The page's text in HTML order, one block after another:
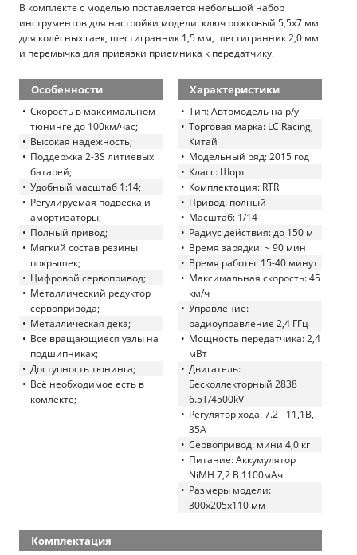
В комплекте с моделью поставляется небольшой набор
инструментов для настройки модели: ключ рожковый 5,5х7 мм
для колёсных гаек, шестигранник 1,5 мм, шестигранник 2,0 мм
и перемычка для привязки приемника к передатчику.
Особенности
Скорость в максимальном
тюнинге до 100км/час;
Высокая надежность;
Поддержка 2-3S литиевых
батарей;
Удобный масштаб 1:14;
Регулируемая подвеска и
амортизаторы;
Полный привод;
Мягкий состав резины
покрышек;
Цифровой сервопривод;
Металлический редуктор
сервопривода;
Металлическая дека;
Все вращающиеся узлы на
подшипниках;
Доступность тюнинга;
Всё необходимое есть в
комлекте;
Характеристики
Тип: Автомодель на р/у
Торговая марка: LC Racing,
Китай
Модельный ряд: 2015 год
Класс: Шорт
Комплектация: RTR
Привод: полный
Масштаб: 1/14
Радиус действия: до 150 м
Время зарядки: ~ 90 мин
Время работы: 15-40 минут
Максимальная скорость: 45
км/ч
Управление:
радиоуправление 2,4 ГГц
Мощность передатчика: 2,4
мВт
Двигатель:
Бесколлекторный 2838
6.5T/4500kV
Регулятор хода: 7.2 - 11,1В,
35A
Сервопривод: мини 4,0 кг
Питание: Аккумулятор
NiMH 7,2 В 1100мАч
Размеры модели:
300х205х110 мм
Комплектация